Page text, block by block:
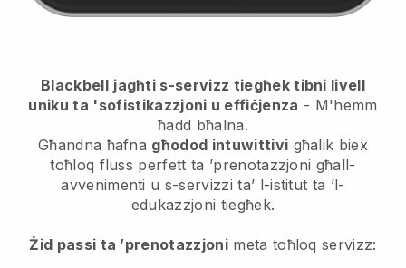
Blackbell jagħti s-servizz tiegħek tibni livell
uniku ta 'sofistikazzjoni u effiċjenza - M'hemm
ħadd bħalna.
Għandna ħafna għodod intuwittivi għalik biex
toħloq fluss perfett ta ’prenotazzjoni għall-
avvenimenti u s-servizzi ta’ l-istitut ta ’l-
edukazzjoni tiegħek.
Żid passi ta ’prenotazzjonimeta toħloq servizz: